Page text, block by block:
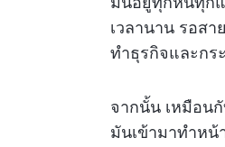
เวลานาน รอส
ทำธุรกิจและกร
จากนั้น เหมือน
มันเข้ามาทำหน้